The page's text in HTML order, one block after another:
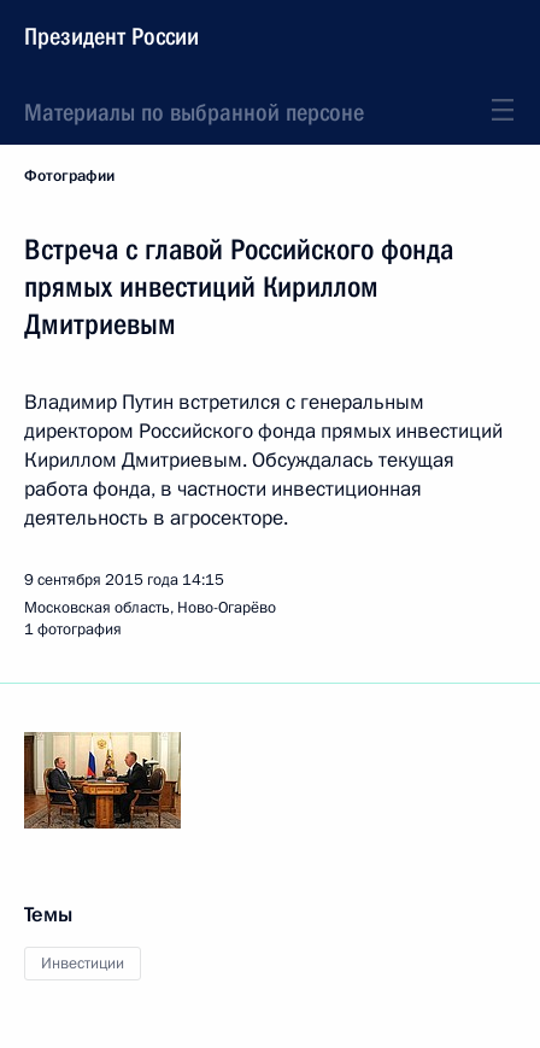
Президент России
Материалы по выбранной персоне
Фотографии
Встреча с главой Российского фонда
прямых инвестиций Кириллом
Дмитриевым
Владимир Путин встретился с генеральным
директором Российского фонда прямых инвестиций
Кириллом Дмитриевым. Обсуждалась текущая
работа фонда, в частности инвестиционная
деятельность в агросекторе.
9 сентября 2015 года 14:15
Московская область, Ново-Огарёво
1 фотография
Темы
Инвестиции